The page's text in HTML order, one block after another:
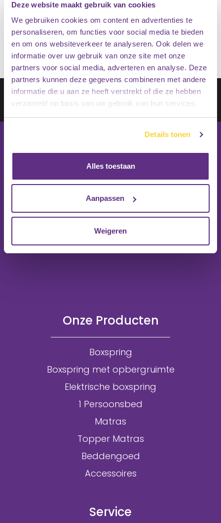
Deze website maakt gebruik van cookies
We gebruiken cookies om content en advertenties te
personaliseren, om functies voor social media te bieden
en om ons websiteverkeer te analyseren. Ook delen we
informatie over uw gebruik van onze site met onze
partners voor social media, adverteren en analyse. Deze
partners kunnen deze gegevens combineren met andere
informatie die u aan ze heeft verstrekt of die ze hebben
verzameld op basis van uw gebruik van hun services.
Details tonen
Alles toestaan
Aanpassen
Weigeren
Op voorraad €34.95
Schrijf je in op onze nieuwsbrief
Inschrijven
Onze Producten
Boxspring
Boxspring met opbergruimte
Elektrische boxspring
1 Persoonsbed
Matras
Topper Matras
Beddengoed
Accessoires
Service